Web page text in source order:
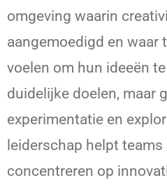
omgeving waarin
aangemoedigd en waar
voelen om hun ideeën
duidelijke doelen, maar
experimentatie en
leiderschap helpt
concentreren op